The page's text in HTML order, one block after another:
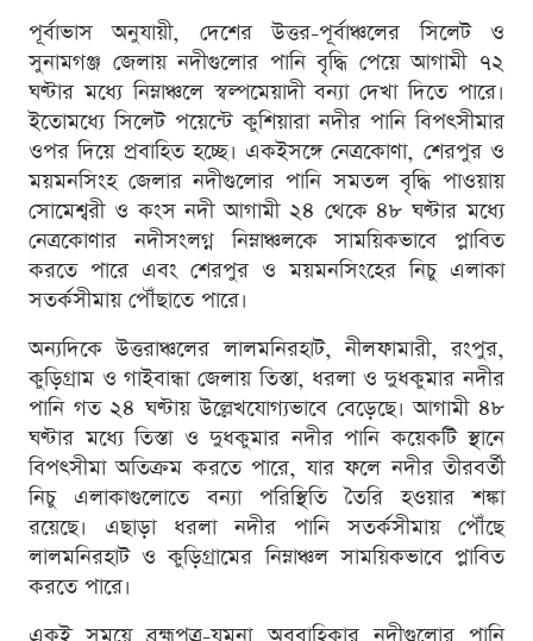
পূর্বাভাস অনুযায়ী, দেশের উত্তর-পূর্বাঞ্চলের সিলেট ও
সুনামগঞ্জ জেলায় নদীগুলোর পানি বৃদ্ধি পেয়ে আগামী ৭২
ঘণ্টার মধ্যে নিম্নাঞ্চলে স্বল্পমেয়াদী বন্যা দেখা দিতে পারে।
ইতোমধ্যে সিলেট পয়েন্টে কুশিয়ারা নদীর পানি বিপৎসীমার
ওপর দিয়ে প্রবাহিত হচ্ছে। একইসঙ্গে নেত্রকোণা, শেরপুর ও
ময়মনসিংহ জেলার নদীগুলোর পানি সমতল বৃদ্ধি পাওয়ায়
সোমেশ্বরী ও কংস নদী আগামী ২৪ থেকে ৪৮ ঘণ্টার মধ্যে
নেত্রকোণার নদীসংলগ্ন নিম্নাঞ্চলকে সাময়িকভাবে প্লাবিত
করতে পারে এবং শেরপুর ও ময়মনসিংহের নিচু এলাকা
সতর্কসীমায় পৌঁছাতে পারে।
অন্যদিকে উত্তরাঞ্চলের লালমনিরহাট, নীলফামারী, রংপুর,
কুড়িগ্রাম ও গাইবান্ধা জেলায় তিস্তা, ধরলা ও দুধকুমার নদীর
পানি গত ২৪ ঘণ্টায় উল্লেখযোগ্যভাবে বেড়েছে। আগামী ৪৮
ঘণ্টার মধ্যে তিস্তা ও দুধকুমার নদীর পানি কয়েকটি স্থানে
বিপৎসীমা অতিক্রম করতে পারে, যার ফলে নদীর তীরবর্তী
নিচু এলাকাগুলোতে বন্যা পরিস্থিতি তৈরি হওয়ার শঙ্কা
রয়েছে। এছাড়া ধরলা নদীর পানি সতর্কসীমায় পৌঁছে
লালমনিরহাট ও কুড়িগ্রামের নিম্নাঞ্চল সাময়িকভাবে প্লাবিত
করতে পারে।